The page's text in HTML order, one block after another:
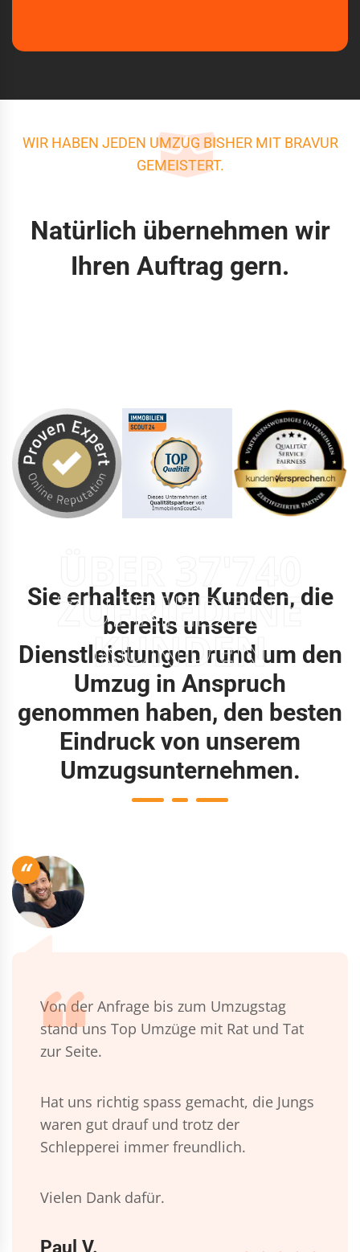
WIR HABEN JEDEN UMZUG BISHER MIT BRAVUR
GEMEISTERT.
Natürlich übernehmen wir
Ihren Auftrag gern.
ZUFRIEDENE
KUNDEN
Sie erhalten von Kunden, die
bereits unsere
Dienstleistungen rund um den
Umzug in Anspruch
genommen haben, den besten
Eindruck von unserem
Umzugsunternehmen.
“
Von der Anfrage bis zum Umzugstag
stand uns Top Umzüge mit Rat und Tat
zur Seite.
Hat uns richtig spass gemacht, die Jungs
waren gut drauf und trotz der
Schlepperei immer freundlich.
Vielen Dank dafür.
Paul V.